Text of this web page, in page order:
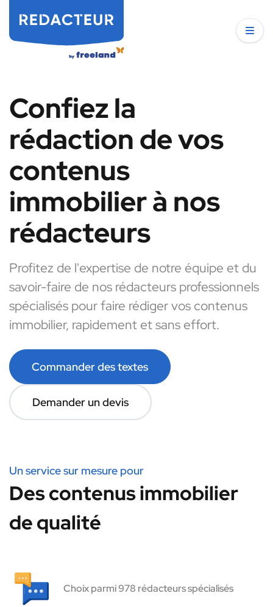
Confiez la
rédaction de vos
contenus
immobilier à nos
rédacteurs
Profitez de l'expertise de notre équipe et du
savoir-faire de nos rédacteurs professionnels
spécialisés pour faire rédiger vos contenus
immobilier, rapidement et sans effort.
Commander des textes
Demander un devis
Un service sur mesure pour
Des contenus immobilier
de qualité
Choix parmi 978 rédacteurs spécialisés